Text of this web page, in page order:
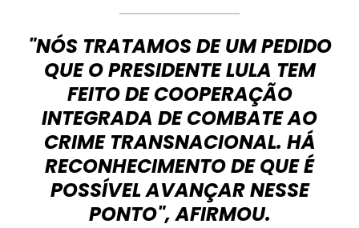
"NÓS TRATAMOS DE UM PEDIDO
QUE O PRESIDENTE LULA TEM
FEITO DE COOPERAÇÃO
INTEGRADA DE COMBATE AO
CRIME TRANSNACIONAL. HÁ
RECONHECIMENTO DE QUE É
POSSÍVEL AVANÇAR NESSE
PONTO", AFIRMOU.